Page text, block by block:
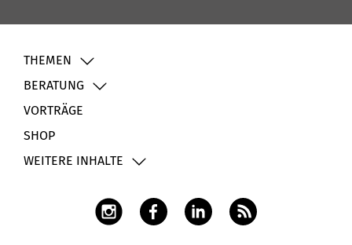
THEMEN
BERATUNG
VORTRÄGE
SHOP
WEITERE INHALTE